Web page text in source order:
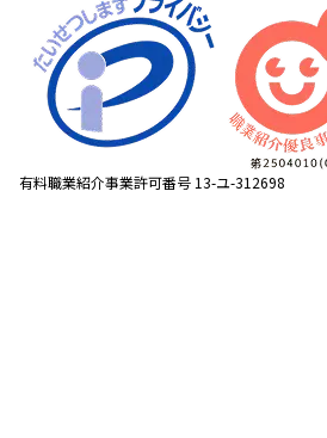
有料職業紹介事業許可番号 13-ユ-312698